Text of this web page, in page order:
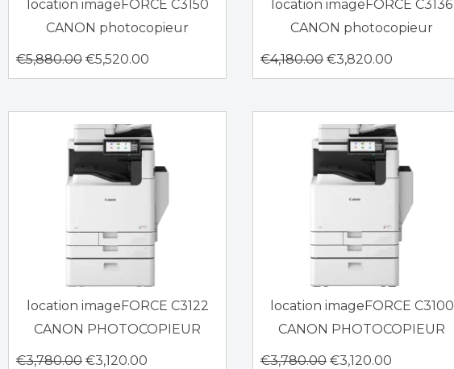
location imageFORCE C3150
CANON photocopieur
€5,880.00 €5,520.00
location imageFORCE C3136
CANON photocopieur
€4,180.00 €3,820.00
location imageFORCE C3122
CANON PHOTOCOPIEUR
€3,780.00 €3,120.00
location imageFORCE C3100
CANON PHOTOCOPIEUR
€3,780.00 €3,120.00